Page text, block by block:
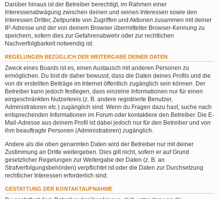
Darüber hinaus ist der Betreiber berechtigt, im Rahmen einer
Interessenabwägung zwischen deinen und seinen Interessen sowie den
Interessen Dritter, Zeitpunkte von Zugriffen und Aktionen zusammen mit deiner
IP-Adresse und der von deinem Browser übermittelter Browser-Kennung zu
speichern, sofern dies zur Gefahrenabwehr oder zur rechtlichen
Nachverfolgbarkeit notwendig ist.
REGELUNGEN BEZÜGLICH DER WEITERGABE DEINER DATEN
Zweck eines Boards ist es, einen Austausch mit anderen Personen zu
ermöglichen. Du bist dir daher bewusst, dass die Daten deines Profils und die
von dir erstellten Beiträge im Internet öffentlich zugänglich sein können. Der
Betreiber kann jedoch festlegen, dass einzelne Informationen nur für einen
eingeschränkten Nutzerkreis (z. B. andere registrierte Benutzer,
Administratoren etc.) zugänglich sind. Wenn du Fragen dazu hast, suche nach
entsprechenden Informationen im Forum oder kontaktiere den Betreiber. Die E-
Mail-Adresse aus deinem Profil ist dabei jedoch nur für den Betreiber und von
ihm beauftragte Personen (Administratoren) zugänglich.
Andere als die oben genannten Daten wird der Betreiber nur mit deiner
Zustimmung an Dritte weitergeben. Dies gilt nicht, sofern er auf Grund
gesetzlicher Regelungen zur Weitergabe der Daten (z. B. an
Strafverfolgungsbehörden) verpflichtet ist oder die Daten zur Durchsetzung
rechtlicher Interessen erforderlich sind.
GESTATTUNG DER KONTAKTAUFNAHME